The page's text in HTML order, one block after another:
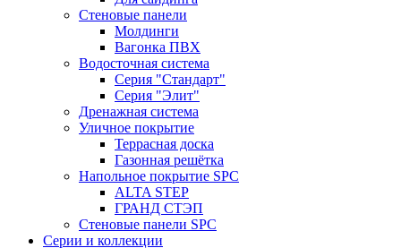
Стеновые панели
Молдинги
Вагонка ПВХ
Водосточная система
Серия "Стандарт"
Серия "Элит"
Дренажная система
Уличное покрытие
Террасная доска
Газонная решётка
Напольное покрытие SPC
ALTA STEP
ГРАНД СТЭП
Стеновые панели SPC
Серии и коллекции